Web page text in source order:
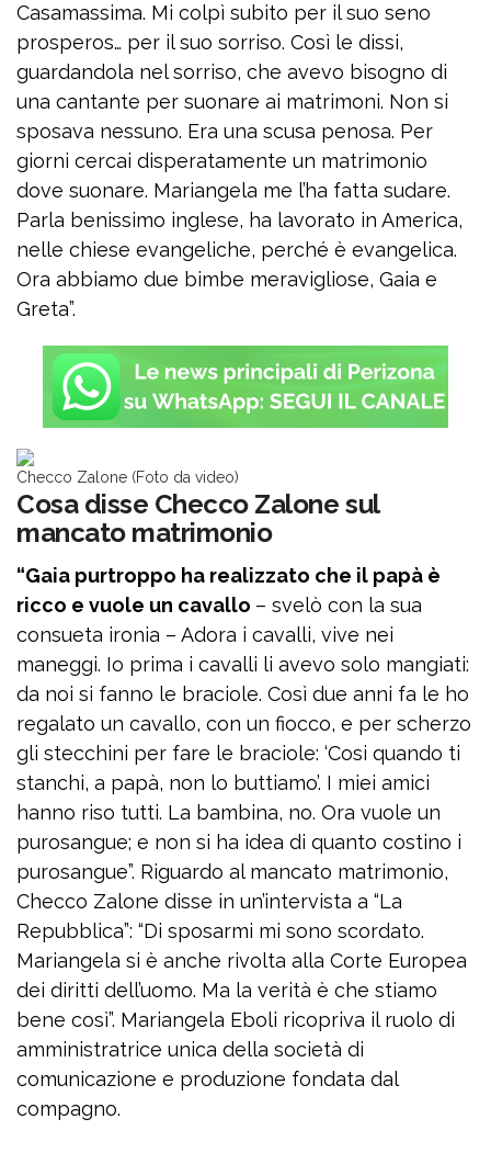
Casamassima. Mi colpì subito per il suo seno
prosperos… per il suo sorriso. Così le dissi,
guardandola nel sorriso, che avevo bisogno di
una cantante per suonare ai matrimoni. Non si
sposava nessuno. Era una scusa penosa. Per
giorni cercai disperatamente un matrimonio
dove suonare. Mariangela me l’ha fatta sudare.
Parla benissimo inglese, ha lavorato in America,
nelle chiese evangeliche, perché è evangelica.
Ora abbiamo due bimbe meravigliose, Gaia e
Greta”.
Checco Zalone (Foto da video)
Cosa disse Checco Zalone sul
mancato matrimonio
“Gaia purtroppo ha realizzato che il papà è
ricco e vuole un cavallo – svelò con la sua
consueta ironia – Adora i cavalli, vive nei
maneggi. Io prima i cavalli li avevo solo mangiati:
da noi si fanno le braciole. Così due anni fa le ho
regalato un cavallo, con un fiocco, e per scherzo
gli stecchini per fare le braciole: ‘Cosi quando ti
stanchi, a papà, non lo buttiamo’. I miei amici
hanno riso tutti. La bambina, no. Ora vuole un
purosangue; e non si ha idea di quanto costino i
purosangue”. Riguardo al mancato matrimonio,
Checco Zalone disse in un’intervista a “La
Repubblica”: “Di sposarmi mi sono scordato.
Mariangela si è anche rivolta alla Corte Europea
dei diritti dell’uomo. Ma la verità è che stiamo
bene così”. Mariangela Eboli ricopriva il ruolo di
amministratrice unica della società di
comunicazione e produzione fondata dal
compagno.